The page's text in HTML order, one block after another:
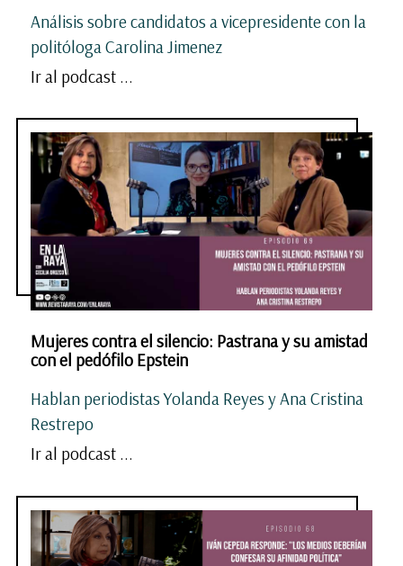
Análisis sobre candidatos a vicepresidente con la
politóloga Carolina Jimenez
Ir al podcast ...
Mujeres contra el silencio: Pastrana y su amistad
con el pedófilo Epstein
Hablan periodistas Yolanda Reyes y Ana Cristina
Restrepo
Ir al podcast ...